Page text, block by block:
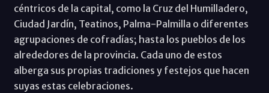
céntricos de la capital, como la Cruz del Humilladero,
Ciudad Jardín, Teatinos, Palma-Palmilla o diferentes
agrupaciones de cofradías; hasta los pueblos de los
alrededores de la provincia. Cada uno de estos
alberga sus propias tradiciones y festejos que hacen
suyas estas celebraciones.